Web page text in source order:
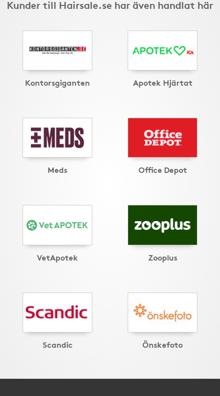
Kunder till Hairsale.se har även handlat här
Kontorsgiganten Apotek Hjärtat
Meds Office Depot
VetApotek Zooplus
Scandic Önskefoto